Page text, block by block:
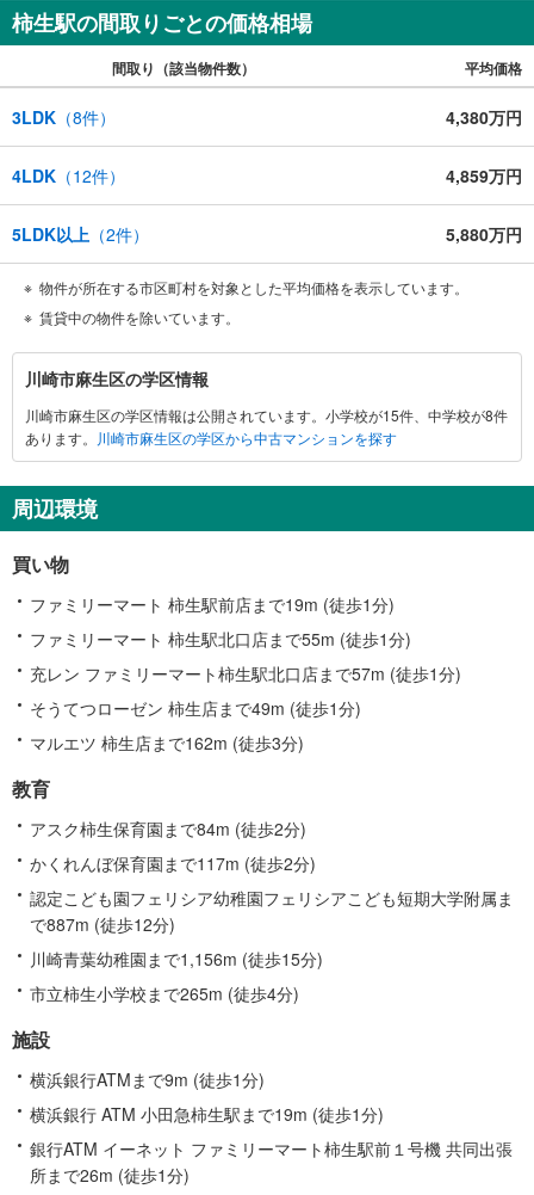
柿生駅の間取りごとの価格相場
間取り（該当物件数） 平均価格
3LDK （8件） 4,380万円
4LDK （12件） 4,859万円
5LDK以上 （2件） 5,880万円
物件が所在する市区町村を対象とした平均価格を表示しています。
賃貸中の物件を除いています。
川
崎
市
麻
区
に
す
る
情
報
川崎市麻生区の学区情報
川崎市麻生区の学区情報は公開されています。小学校が15件、中学校が8件
あります。
川崎市麻生区の学区から中古マンションを探す
周辺環境
買い物
ファミリーマート 柿生駅前店まで19m (徒歩1分)
ファミリーマート 柿生駅北口店まで55m (徒歩1分)
充レン ファミリーマート柿生駅北口店まで57m (徒歩1分)
そうてつローゼン 柿生店まで49m (徒歩1分)
マルエツ 柿生店まで162m (徒歩3分)
教育
アスク柿生保育園まで84m (徒歩2分)
かくれんぼ保育園まで117m (徒歩2分)
認定こども園フェリシア幼稚園フェリシアこども短期大学附属ま
で887m (徒歩12分)
川崎青葉幼稚園まで1,156m (徒歩15分)
市立柿生小学校まで265m (徒歩4分)
施設
横浜銀行ATMまで9m (徒歩1分)
横浜銀行 ATM 小田急柿生駅まで19m (徒歩1分)
銀行ATM イーネット ファミリーマート柿生駅前１号機 共同出張
所まで26m (徒歩1分)